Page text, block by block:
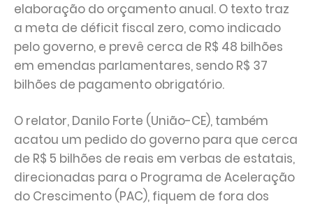
elaboração do orçamento anual. O texto traz
a meta de déficit fiscal zero, como indicado
pelo governo, e prevê cerca de R$ 48 bilhões
em emendas parlamentares, sendo R$ 37
bilhões de pagamento obrigatório.
O relator, Danilo Forte (União-CE), também
acatou um pedido do governo para que cerca
de R$ 5 bilhões de reais em verbas de estatais,
direcionadas para o Programa de Aceleração
do Crescimento (PAC), fiquem de fora dos